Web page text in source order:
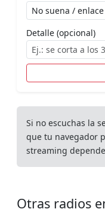
Detalle (opcional)
Si no escuchas la
que tu navegador
streaming
Otras radios